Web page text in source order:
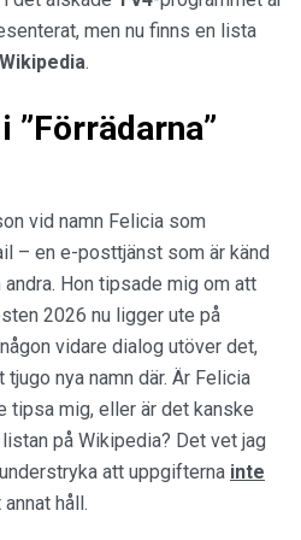
men nu finns en lista
Wikipedia.
vid namn Felicia som
– en e-posttjänst som är känd
Hon tipsade mig om att
2026 nu ligger ute på
vidare dialog utöver det,
nya namn där. Är Felicia
tipsa mig, eller är det kanske
på Wikipedia? Det vet jag
att uppgifterna inte
håll.